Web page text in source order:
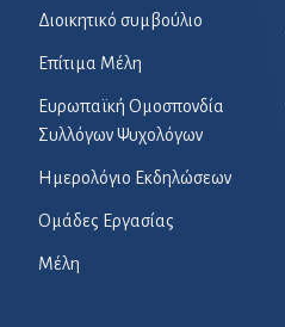
Διοικητικό συμβούλιο
Επίτιμα Μέλη
Ευρωπαϊκή Ομοσπονδία
Συλλόγων Ψυχολόγων
Ημερολόγιο Εκδηλώσεων
Ομάδες Εργασίας
Μέλη